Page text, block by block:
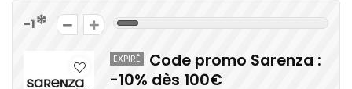
-1
EXPIRÉ
Code promo Sarenza :
-10% dès 100€